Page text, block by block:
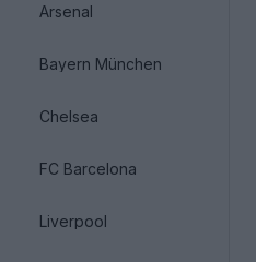
Arsenal
Bayern München
Chelsea
FC Barcelona
Liverpool